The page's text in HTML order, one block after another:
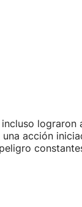
lograron
una acción